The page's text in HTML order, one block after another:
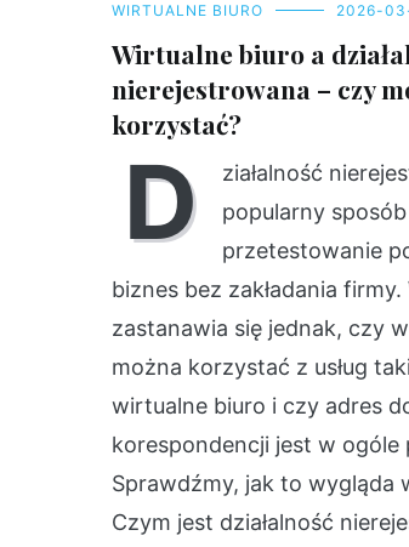
WIRTUALNE BIURO 2026-
Wirtualne biuro a
nierejestrowana – czy
korzystać?
D
ziałalność
popularny
przetestowanie
biznes bez zakładania
zastanawia się jednak, czy
można korzystać z usług
wirtualne biuro i czy adres
korespondencji jest w ogóle
Sprawdźmy, jak to wygląda
Czym jest działalność